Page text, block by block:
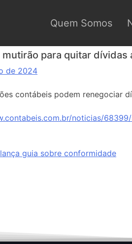
Quem Somos
mutirão para quitar dívidas
de 2024
contábeis podem renegociar
noticias/
guia sobre conformidade